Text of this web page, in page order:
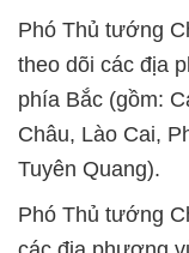
Phó Thủ tướng
theo dõi các địa
phía Bắc (gồm:
Châu, Lào Cai,
Tuyên Quang).
Phó Thủ tướng